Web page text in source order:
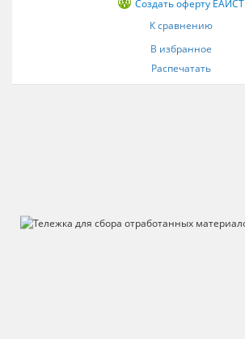
Создать оферту ЕАИСТ
К сравнению
В избранное
Распечатать